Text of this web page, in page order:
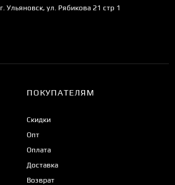
г. Ульяновск, ул. Рябикова 21 стр 1
ПОКУПАТЕЛЯМ
Скидки
Опт
Оплата
Доставка
Возврат